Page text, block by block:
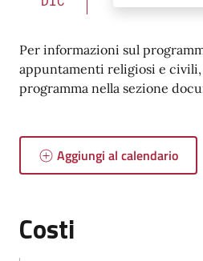
Per informazioni sul
appuntamenti religiosi e
programma nella sezione
Aggiungi al calendario
Costi